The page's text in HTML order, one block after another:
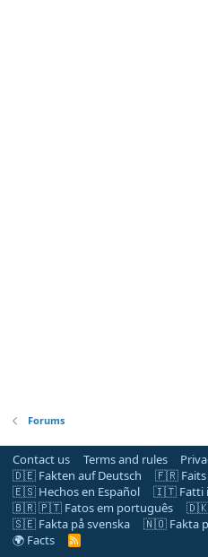
Forums
Contact us Terms and rules
🇩🇪 Fakten auf Deutsch
🇫🇷 Faits
🇪🇸 Hechos en Español
🇮🇹 Fatti
🇧🇷 🇵🇹 Fatos em português
🇩🇰
🇸🇪 Fakta på svenska
🇳🇴 Fakta
🌍 Facts
R